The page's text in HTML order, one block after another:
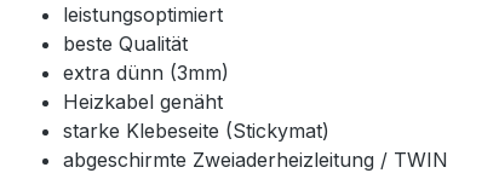
leistungsoptimiert
beste Qualität
extra dünn (3mm)
Heizkabel genäht
starke Klebeseite (Stickymat)
abgeschirmte Zweiaderheizleitung / TWIN